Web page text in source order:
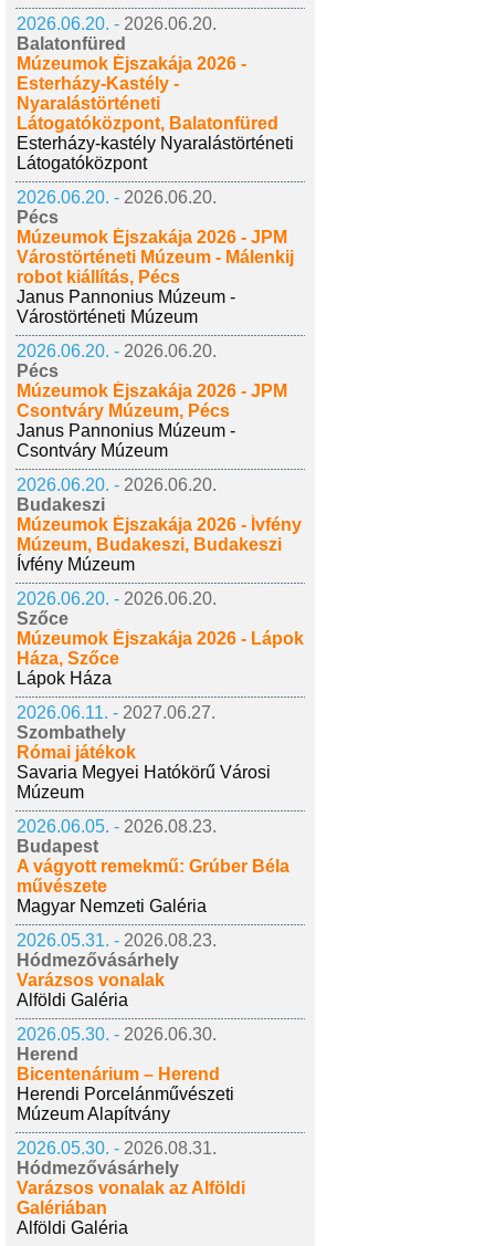
2026.06.20. - 2026.06.20.
Balatonfüred
Múzeumok Éjszakája 2026 -
Esterházy-Kastély -
Nyaralástörténeti
Látogatóközpont, Balatonfüred
Esterházy-kastély Nyaralástörténeti
Látogatóközpont
2026.06.20. - 2026.06.20.
Pécs
Múzeumok Éjszakája 2026 - JPM
Várostörténeti Múzeum - Málenkij
robot kiállítás, Pécs
Janus Pannonius Múzeum -
Várostörténeti Múzeum
2026.06.20. - 2026.06.20.
Pécs
Múzeumok Éjszakája 2026 - JPM
Csontváry Múzeum, Pécs
Janus Pannonius Múzeum -
Csontváry Múzeum
2026.06.20. - 2026.06.20.
Budakeszi
Múzeumok Éjszakája 2026 - Ívfény
Múzeum, Budakeszi, Budakeszi
Ívfény Múzeum
2026.06.20. - 2026.06.20.
Szőce
Múzeumok Éjszakája 2026 - Lápok
Háza, Szőce
Lápok Háza
2026.06.11. - 2027.06.27.
Szombathely
Római játékok
Savaria Megyei Hatókörű Városi
Múzeum
2026.06.05. - 2026.08.23.
Budapest
A vágyott remekmű: Grúber Béla
művészete
Magyar Nemzeti Galéria
2026.05.31. - 2026.08.23.
Hódmezővásárhely
Varázsos vonalak
Alföldi Galéria
2026.05.30. - 2026.06.30.
Herend
Bicentenárium – Herend
Herendi Porcelánművészeti
Múzeum Alapítvány
2026.05.30. - 2026.08.31.
Hódmezővásárhely
Varázsos vonalak az Alföldi
Galériában
Alföldi Galéria